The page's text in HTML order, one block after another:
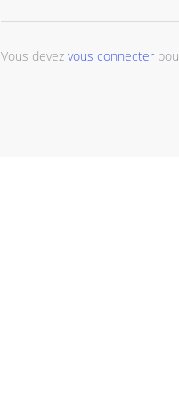
Vous devezvous connecter